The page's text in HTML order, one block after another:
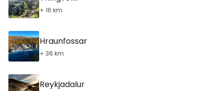
+ 16 km
Hraunfossar
+ 36 km
Reykjadalur